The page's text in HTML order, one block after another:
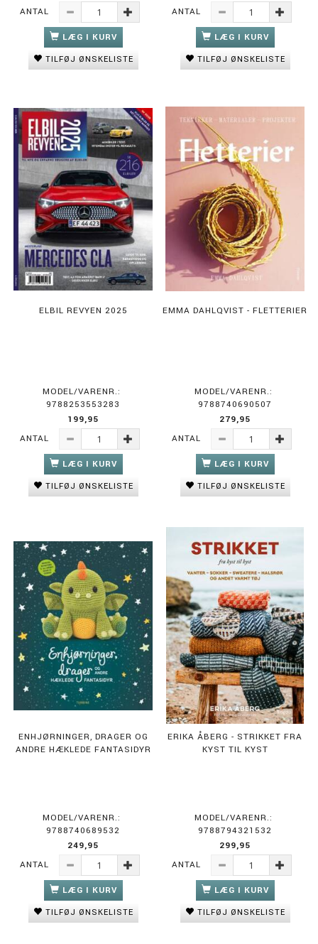
ANTAL
LÆG I KURV
TILFØJ ØNSKELISTE
ANTAL
LÆG I KURV
TILFØJ ØNSKELISTE
ELBIL REVYEN 2025
MODEL/VARENR.:
9788253553283
199,95
ANTAL
LÆG I KURV
TILFØJ ØNSKELISTE
EMMA DAHLQVIST - FLETTERIER
MODEL/VARENR.:
9788740690507
279,95
ANTAL
LÆG I KURV
TILFØJ ØNSKELISTE
ENHJØRNINGER, DRAGER OG
ANDRE HÆKLEDE FANTASIDYR
MODEL/VARENR.:
9788740689532
249,95
ANTAL
LÆG I KURV
TILFØJ ØNSKELISTE
ERIKA ÅBERG - STRIKKET FRA
KYST TIL KYST
MODEL/VARENR.:
9788794321532
299,95
ANTAL
LÆG I KURV
TILFØJ ØNSKELISTE